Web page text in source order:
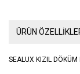
ÜRÜN
SEALUX KIZIL